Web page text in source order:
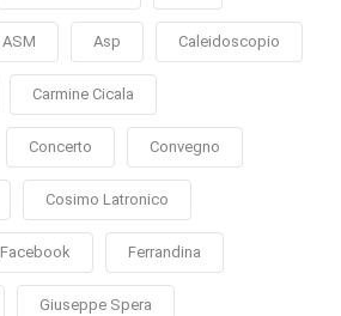
ASM Asp Caleidoscopio
Carmine Cicala
Concerto Convegno
Cosimo Latronico
Facebook Ferrandina
Giuseppe Spera